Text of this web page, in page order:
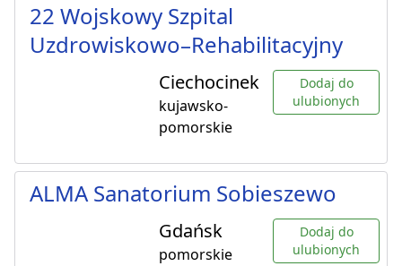
22 Wojskowy Szpital
Uzdrowiskowo–Rehabilitacyjny
Ciechocinek
kujawsko-
pomorskie
Dodaj do
ulubionych
ALMA Sanatorium Sobieszewo
Gdańsk
pomorskie
Dodaj do
ulubionych